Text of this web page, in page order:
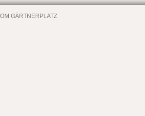
GÄRTNERPLATZ